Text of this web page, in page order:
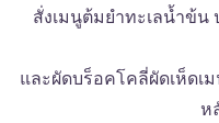
สั่งเมนูต้มยำทะเลน้ำข้น
และผัดบร็อคโคลี่ผัดเห็ดเ
ห